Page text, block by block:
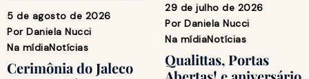
5 de agosto de 2026
Por Daniela Nucci
Na mídiaNotícias
Cerimônia do Jaleco
29 de julho de 2026
Por Daniela Nucci
Na mídiaNotícias
Qualittas, Portas